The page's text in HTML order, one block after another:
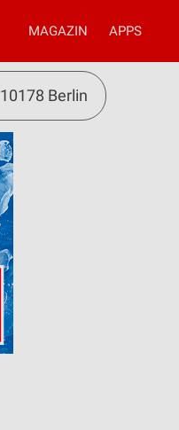
MAGAZIN APPS
10178 Berlin